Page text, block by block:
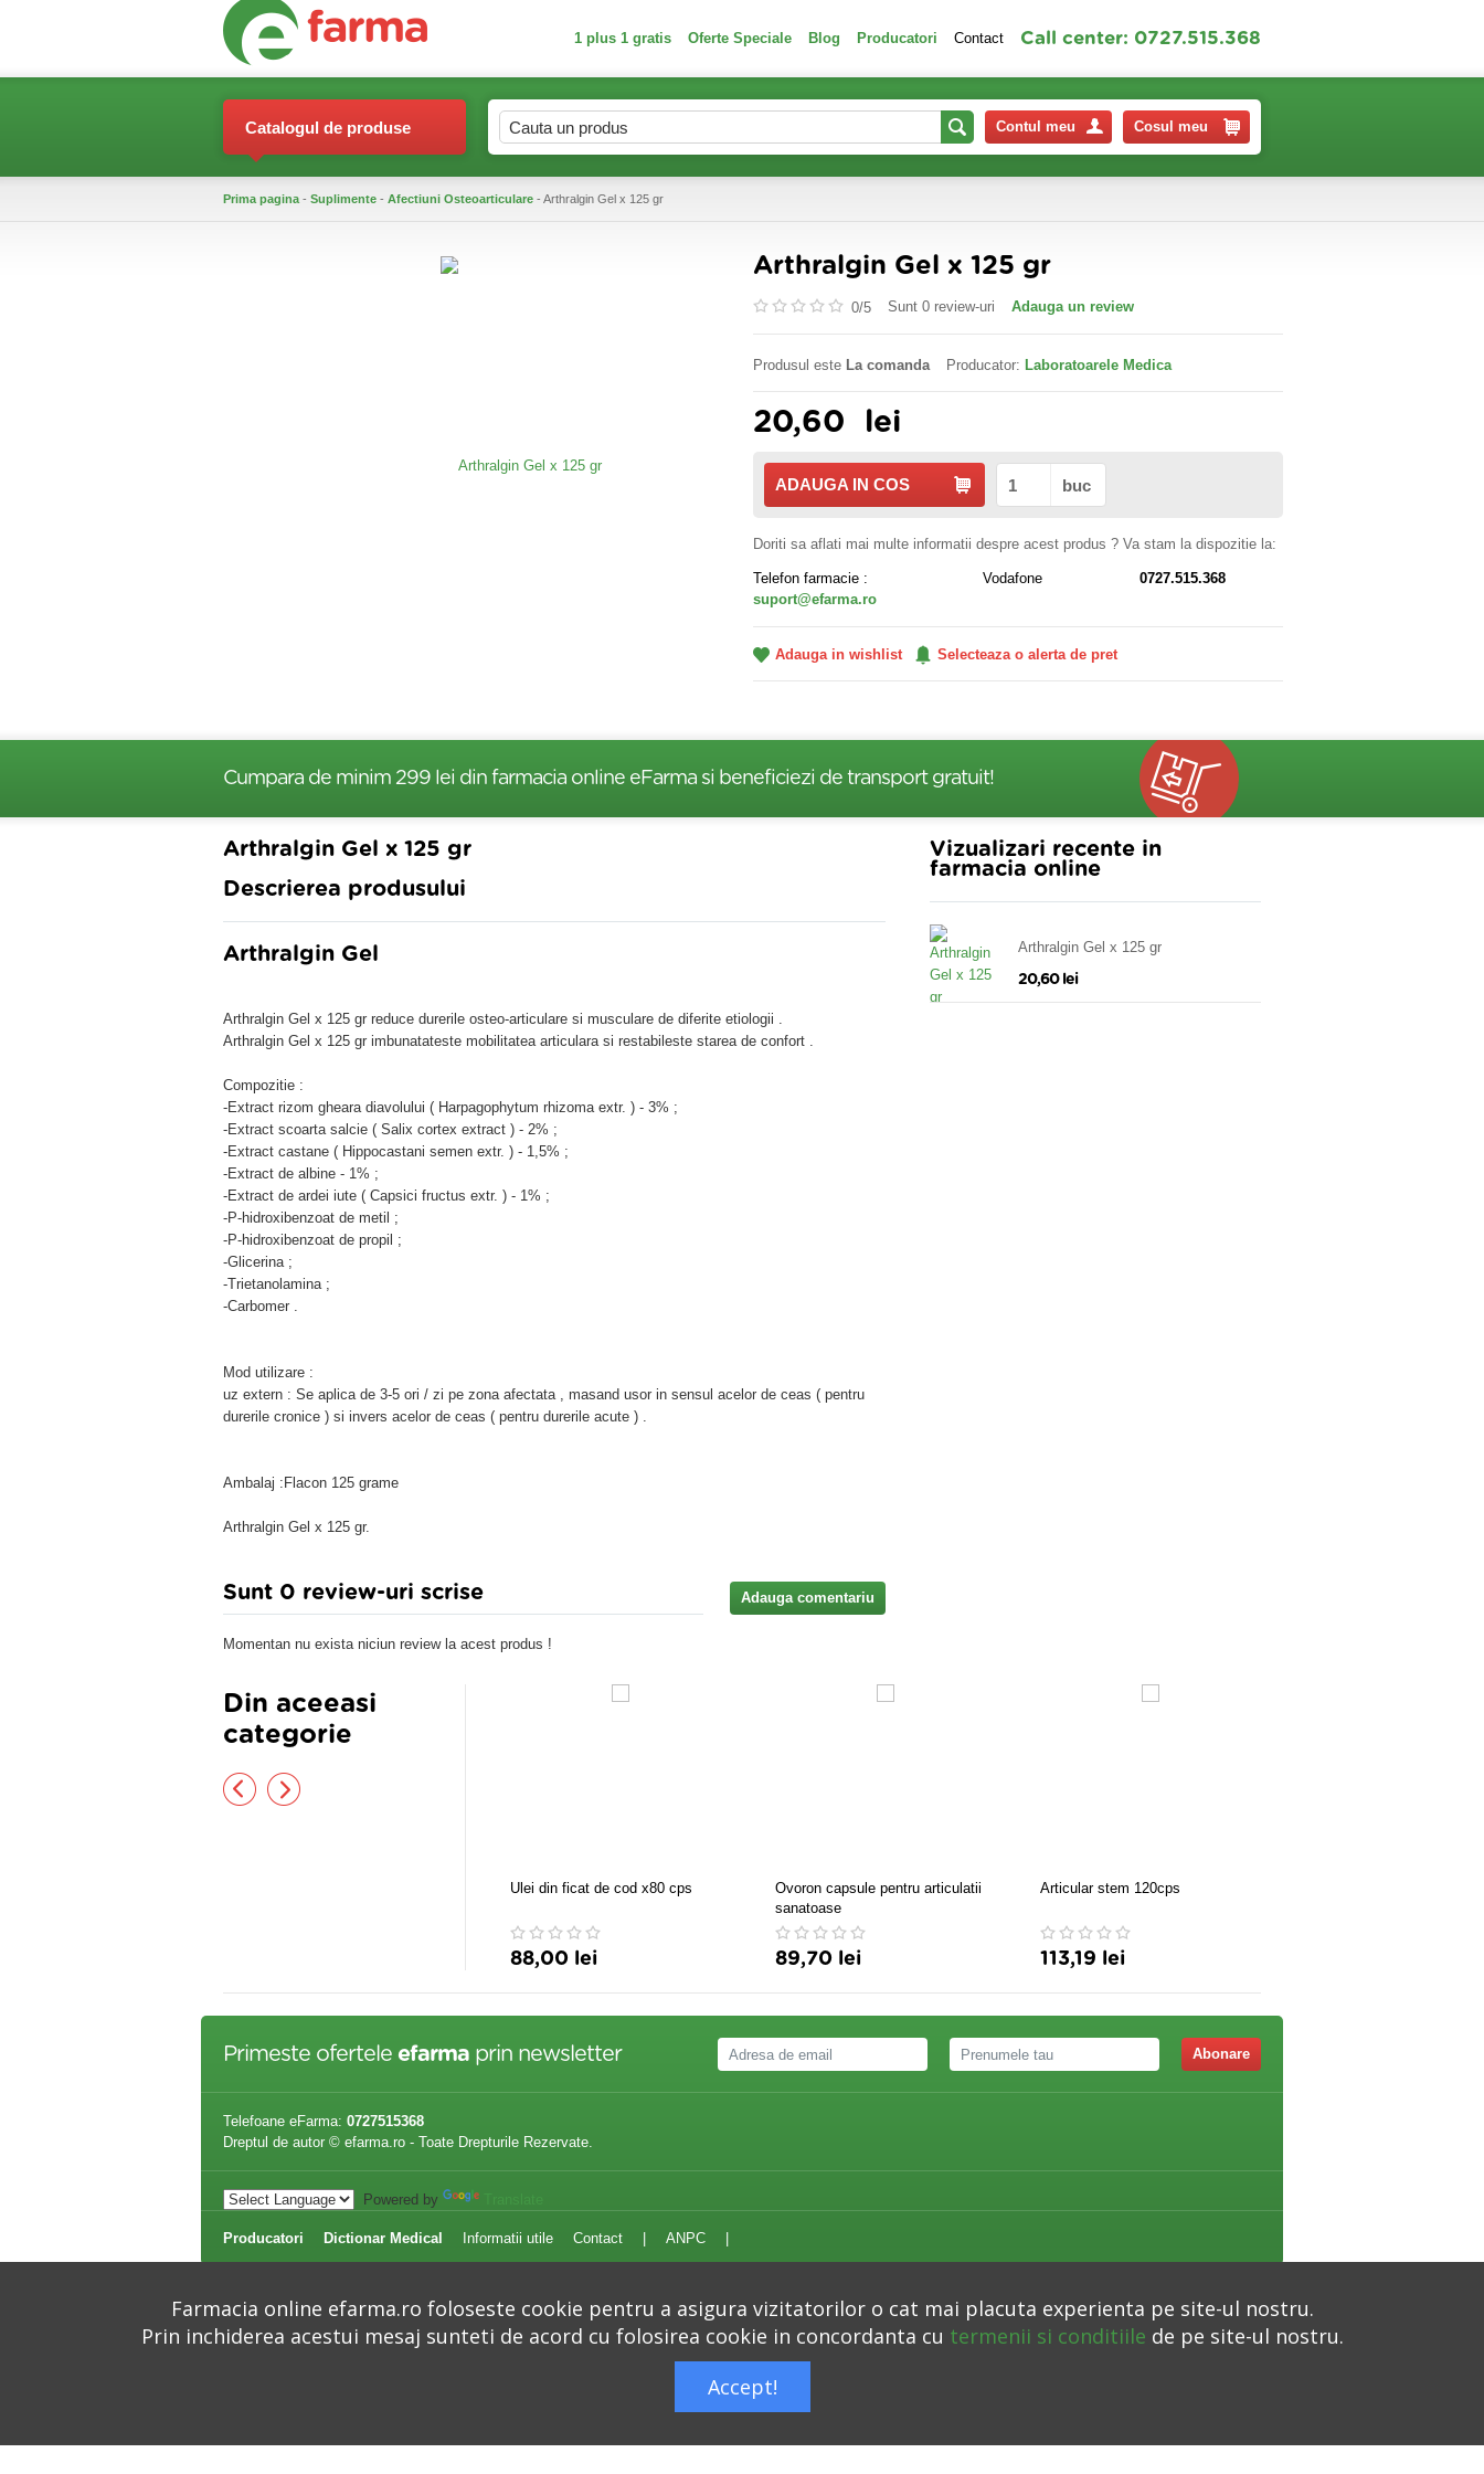
1 plus 1 gratis Oferte Speciale Blog Producatori Contact Call center: 0727.515.368
Catalogul de produse Contul meu Cosul meu
Prima pagina - Suplimente - Afectiuni Osteoarticulare - Arthralgin Gel x 125 gr
Arthralgin Gel x 125 gr
0/5 Sunt 0 review-uri Adauga un review
Produsul este La comanda Producator: Laboratoarele Medica
20,60 lei
ADAUGA IN COS buc
Doriti sa aflati mai multe informatii despre acest produs ? Va stam la dispozitie la:
Telefon farmacie : Vodafone
0727.515.368
suport@efarma.ro
Adauga in wishlist Selecteaza o alerta de pret
Cumpara de minim 299 lei din farmacia online eFarma si beneficiezi de transport gratuit!
Arthralgin Gel x 125 gr
Descrierea produsului
Arthralgin Gel
Arthralgin Gel x 125 gr reduce durerile osteo-articulare si musculare de diferite etiologii .
Arthralgin Gel x 125 gr imbunatateste mobilitatea articulara si restabileste starea de confort .
Compozitie :
-Extract rizom gheara diavolului ( Harpagophytum rhizoma extr. ) - 3% ;
-Extract scoarta salcie ( Salix cortex extract ) - 2% ;
-Extract castane ( Hippocastani semen extr. ) - 1,5% ;
-Extract de albine - 1% ;
-Extract de ardei iute ( Capsici fructus extr. ) - 1% ;
-P-hidroxibenzoat de metil ;
-P-hidroxibenzoat de propil ;
-Glicerina ;
-Trietanolamina ;
-Carbomer .
Mod utilizare :
uz extern : Se aplica de 3-5 ori / zi pe zona afectata , masand usor in sensul acelor de ceas ( pentru
durerile cronice ) si invers acelor de ceas ( pentru durerile acute ) .
Ambalaj :Flacon 125 grame
Arthralgin Gel x 125 gr.
Sunt 0 review-uri scrise Adauga comentariu
Momentan nu exista niciun review la acest produs !
Vizualizari recente in
farmacia online
Arthralgin Gel x 125 gr
20,60 lei
Din aceeasi
categorie
Ulei din ficat de cod x80 cps
88,00 lei
Ovoron capsule pentru articulatii
sanatoase
89,70 lei
Articular stem 120cps
113,19 lei
Primeste ofertele efarma prin newsletter Abonare
Telefoane eFarma: 0727515368
Dreptul de autor © efarma.ro - Toate Drepturile Rezervate.
Powered by
Producatori Dictionar Medical Informatii utile Contact ANPC
Autoritatea Nationala pentru Protectia Consumatorilor –
Farmacia online efarma.ro foloseste cookie pentru a asigura vizitatorilor o cat mai placuta experienta pe site-ul nostru.
Prin inchiderea acestui mesaj sunteti de acord cu folosirea cookie in concordanta cu termenii si conditiile de pe site-ul nostru.
Accept!